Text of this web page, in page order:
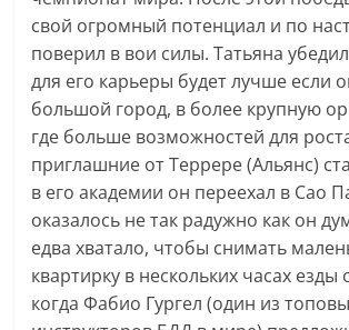
свой огромный потенциал и по
поверил в вои силы. Татьяна
для его кaрьеры будет лучше если
большой город, в более крупную
где больше возможностей для
приглашние от Террере (Альянс)
в его академии он переехал в Сао
оказалось не так радужно как он
едва хватало, чтобы снимать
квартирку в нескольких часах езды
когда Фабио Гургел (один из